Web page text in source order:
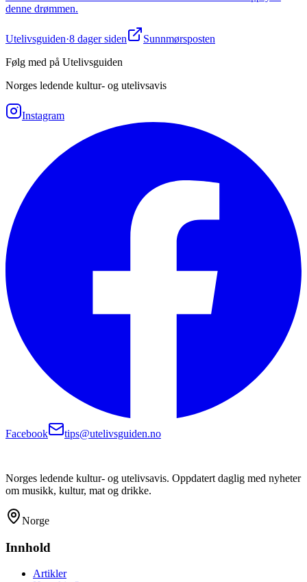
denne drømmen.
Utelivsguiden·8 dager siden
Sunnmørsposten
Følg med på Utelivsguiden
Norges ledende kultur- og utelivsavis
Instagram
Facebook tips@utelivsguiden.no
Norges ledende kultur- og utelivsavis. Oppdatert daglig med nyheter
om musikk, kultur, mat og drikke.
Norge
Innhold
Artikler